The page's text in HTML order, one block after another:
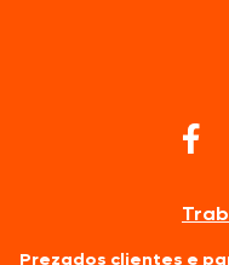
Prezados clientes e